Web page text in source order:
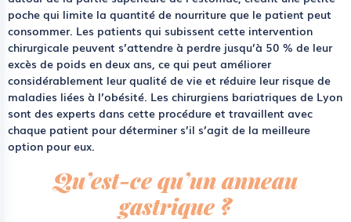
poche qui limite la quantité de nourriture que le patient peut
consommer. Les patients qui subissent cette intervention
chirurgicale peuvent s’attendre à perdre jusqu’à 50 % de leur
excès de poids en deux ans, ce qui peut améliorer
considérablement leur qualité de vie et réduire leur risque de
maladies liées à l’obésité. Les chirurgiens bariatriques de Lyon
sont des experts dans cette procédure et travaillent avec
chaque patient pour déterminer s’il s’agit de la meilleure
option pour eux.
Qu’est-ce qu’un anneau
gastrique ?